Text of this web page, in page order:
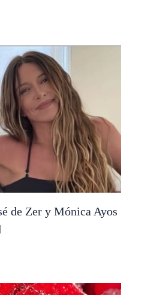
de Zer y Mónica Ayos